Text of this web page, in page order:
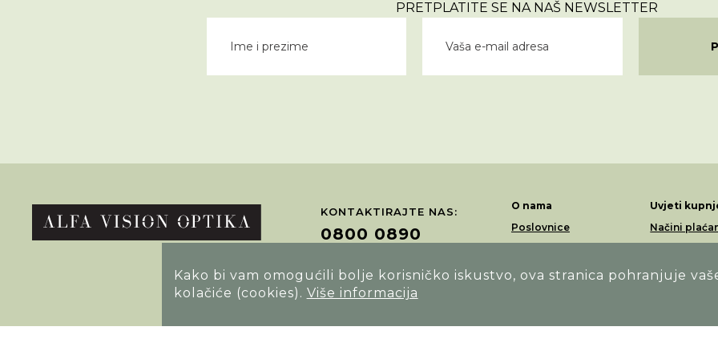
Kako bi vam omogućili bolje korisničko iskustvo, ova stranica pohranjuje
kolačiće (cookies). Više informacija
PRETPLATITE SE NA NAŠ NEWSLETTER
KONTAKTIRAJTE NAS:
0800 0890
POTRAŽITE NAS NA:
O nama
Poslovnice
Loyalty program
Uvjeti
Načini
Povrati i